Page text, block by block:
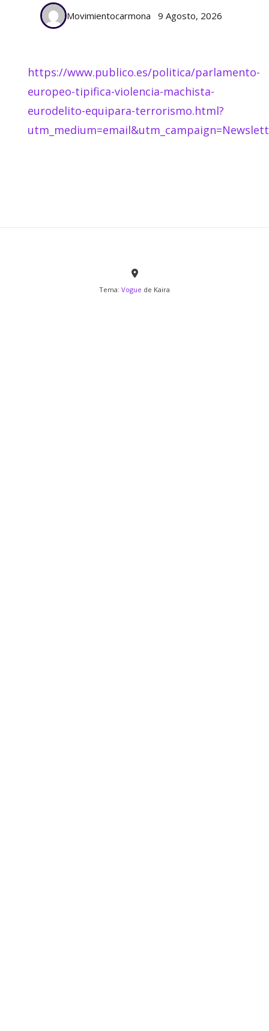
Movimientocarmona 9 Agosto, 2026
https://www.publico.es/politica/parlamento-
europeo-tipifica-violencia-machista-
eurodelito-equipara-terrorismo.html?
Tema: Vogue de Kaira